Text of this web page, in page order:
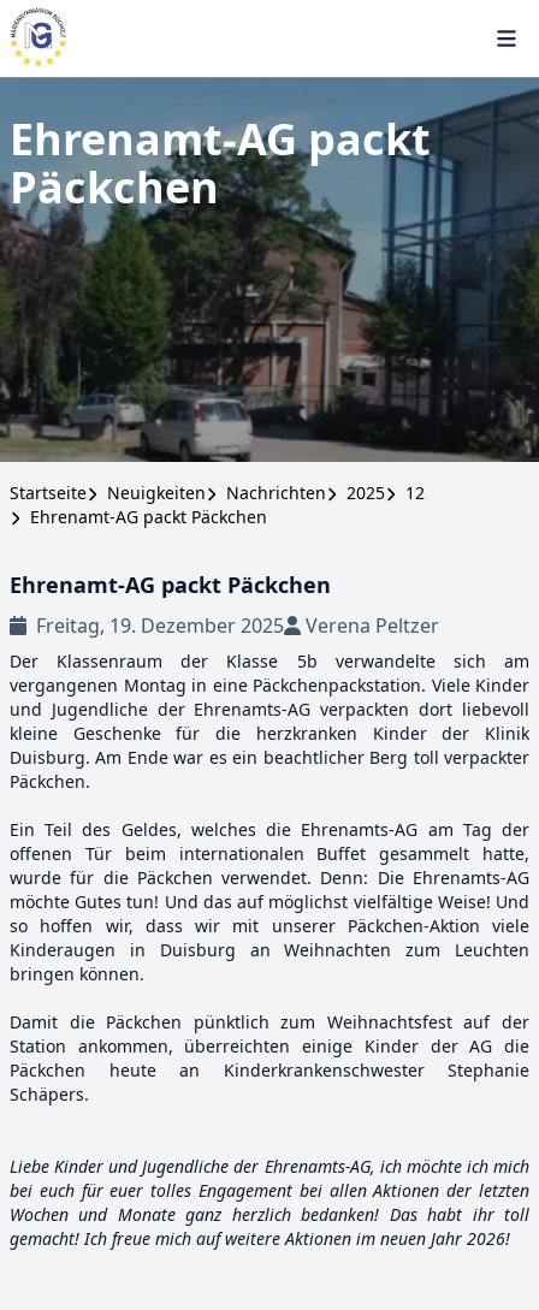
Ehrenamt-AG packt
Päckchen
Startseite Neuigkeiten Nachrichten 2025
12
Ehrenamt-AG packt Päckchen
Ehrenamt-AG packt Päckchen
Freitag, 19. Dezember 2025 Verena Peltzer
Der Klassenraum der Klasse 5b verwandelte sich am
vergangenen Montag in eine Päckchenpackstation. Viele Kinder
und Jugendliche der Ehrenamts-AG verpackten dort liebevoll
kleine Geschenke für die herzkranken Kinder der Klinik
Duisburg. Am Ende war es ein beachtlicher Berg toll verpackter
Päckchen.
Ein Teil des Geldes, welches die Ehrenamts-AG am Tag der
offenen Tür beim internationalen Buffet gesammelt hatte,
wurde für die Päckchen verwendet. Denn: Die Ehrenamts-AG
möchte Gutes tun! Und das auf möglichst vielfältige Weise! Und
so hoffen wir, dass wir mit unserer Päckchen-Aktion viele
Kinderaugen in Duisburg an Weihnachten zum Leuchten
bringen können.
Damit die Päckchen pünktlich zum Weihnachtsfest auf der
Station ankommen, überreichten einige Kinder der AG die
Päckchen heute an Kinderkrankenschwester Stephanie
Schäpers.
Liebe Kinder und Jugendliche der Ehrenamts-AG, ich möchte ich mich
bei euch für euer tolles Engagement bei allen Aktionen der letzten
Wochen und Monate ganz herzlich bedanken! Das habt ihr toll
gemacht! Ich freue mich auf weitere Aktionen im neuen Jahr 2026!